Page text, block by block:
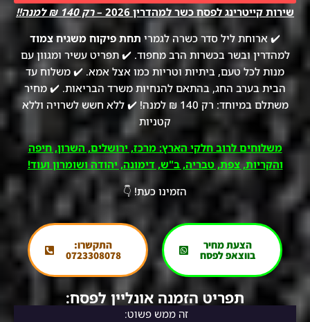
שירות קייטרינג לפסח כשר למהדרין 2026 –
רק 140 ₪ למנה!!
✔️ ארוחת ליל סדר כשרה לגמרי תחת פיקוח משגיח צמוד
למהדרין ובשר בכשרות הרב מחפוד. ✔️ תפריט עשיר ומגוון עם
מנות לכל טעם, ביתיות וטריות כמו אצל אמא. ✔️ משלוח עד
הבית בערב החג, בהתאם להנחיות משרד הבריאות. ✔️ מחיר
משתלם במיוחד: רק 140 ₪ למנה! ✔️ ללא חשש לשרויה וללא
קטניות
משלוחים לרוב חלקי הארץ: מרכז, ירושלים, השרון, חיפה
והקריות, צפת, טבריה, ב"ש, דימונה, יהודה ושומרון ועוד!
הזמינו כעת! 👇
הצעת מחיר
בווצאפ לפסח
התקשרו:
0723308078
תפריט הזמנה אונליין לפסח:
זה ממש פשוט: